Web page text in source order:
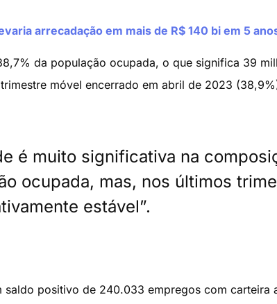
arrecadação em mais de R$ 140 bi em 5
da população ocupada, o que significa 39
móvel encerrado em abril de 2023
é muito significativa na
ocupada, mas, nos últimos
estável”.
saldo positivo de 240.033 empregos com carteira